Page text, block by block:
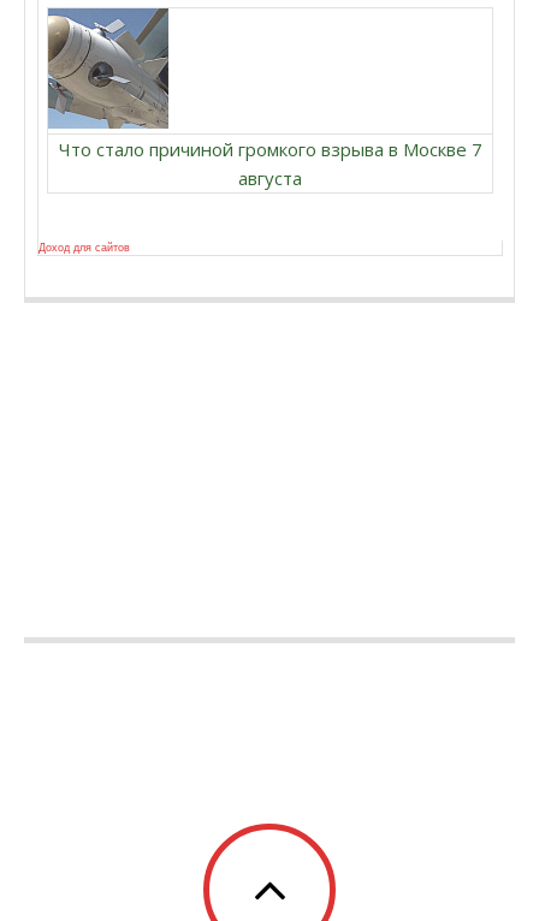
Что стало причиной громкого взрыва в Москве 7
августа
Доход для сайтов